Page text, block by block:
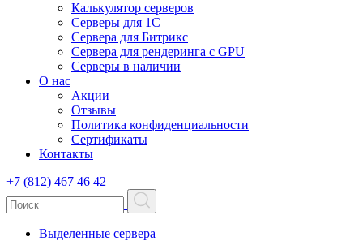
Калькулятор серверов
Серверы для 1С
Сервера для Битрикс
Сервера для рендеринга с GPU
Серверы в наличии
О нас
Акции
Отзывы
Политика конфиденциальности
Сертификаты
Контакты
+7 (812) 467 46 42
Выделенные сервера